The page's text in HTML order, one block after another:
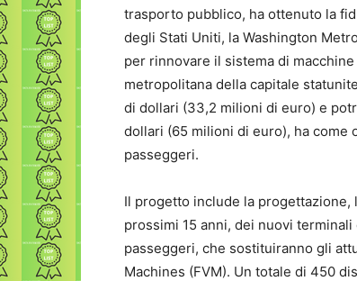
trasporto pubblico, ha ottenuto la
degli Stati Uniti, la Washington
per rinnovare il sistema di
metropolitana della capitale
di dollari (33,2 milioni di euro) e
dollari (65 milioni di euro), ha come
passeggeri.
Il progetto include la
prossimi 15 anni, dei nuovi
passeggeri, che sostituiranno gli
Machines (FVM). Un totale di 450